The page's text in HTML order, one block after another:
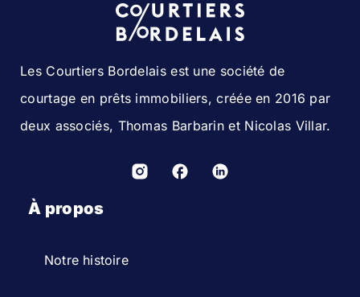
Les Courtiers Bordelais est une société de
courtage en prêts immobiliers, créée en 2016 par
deux associés, Thomas Barbarin et Nicolas Villar.
À propos
Notre histoire